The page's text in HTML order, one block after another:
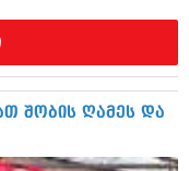
შობის ღამეს და